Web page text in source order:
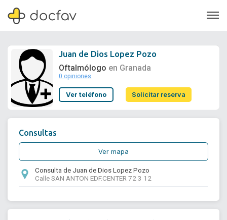
Soporte
Juan de Dios Lopez Pozo
Oftalmólogo en Granada
0 opiniones
Ver teléfono Solicitar reserva
Consultas
Ver mapa
Consulta de Juan de Dios Lopez Pozo
Calle SAN ANTON EDF.CENTER 72 3 12